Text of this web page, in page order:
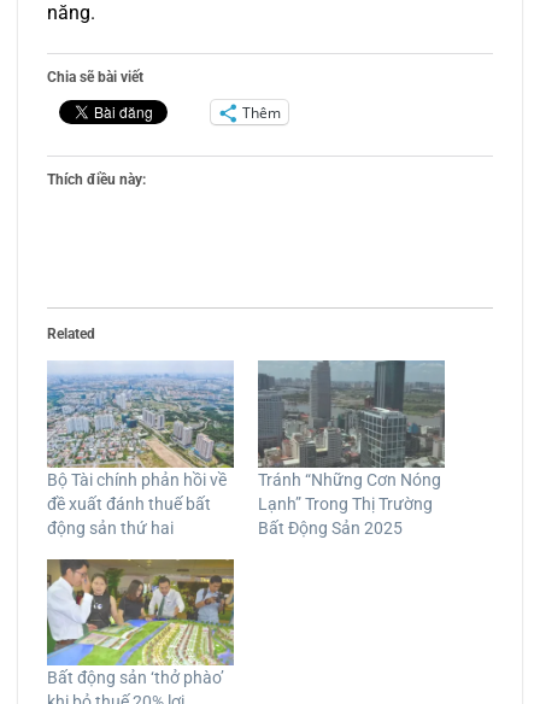
năng.
Chia sẽ bài viết
Thêm
Thích điều này:
Related
Bộ Tài chính phản hồi về
đề xuất đánh thuế bất
động sản thứ hai
Tránh “Những Cơn Nóng
Lạnh” Trong Thị Trường
Bất Động Sản 2025
Bất động sản ‘thở phào’